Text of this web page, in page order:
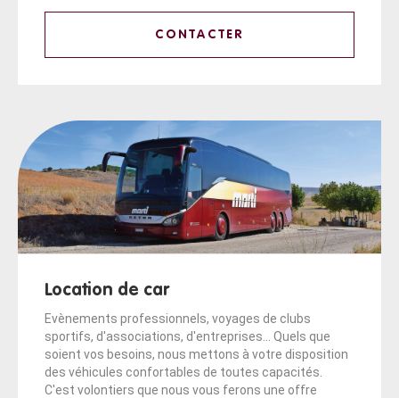
CONTACTER
Location de car
Evènements professionnels, voyages de clubs
sportifs, d'associations, d'entreprises... Quels que
soient vos besoins, nous mettons à votre disposition
des véhicules confortables de toutes capacités.
C'est volontiers que nous vous ferons une offre